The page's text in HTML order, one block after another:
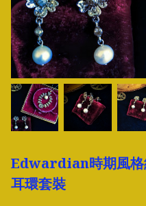
Edwardian時期風格
耳環套裝